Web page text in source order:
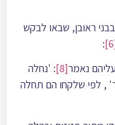
ראובן, שבאו לבקש
:
נאמר[8]
: 'נחלה
, לפי שלקחו הם תחלה